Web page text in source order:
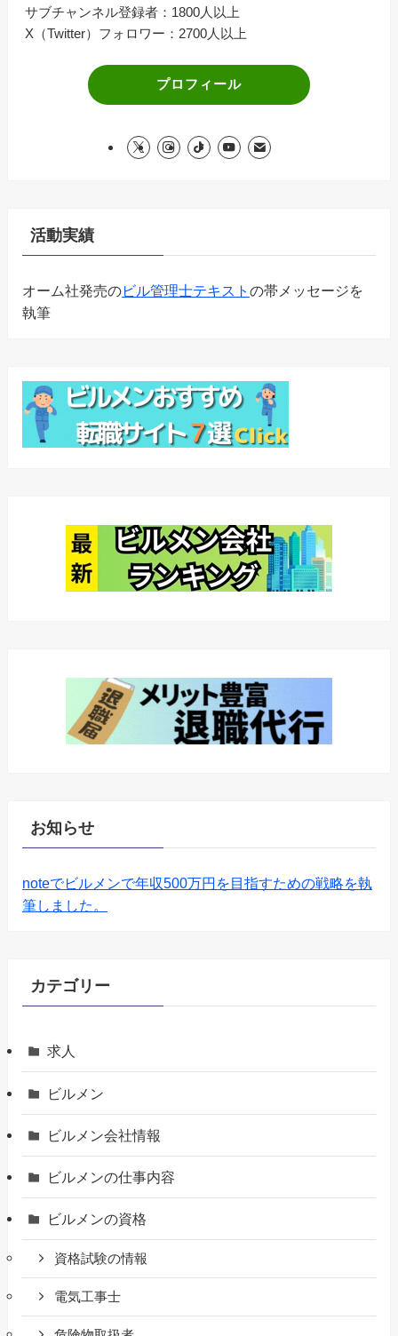
サブチャンネル登録者：1800人以上
X（Twitter）フォロワー：2700人以上
プロフィール
活動実績
オーム社発売のビル管理士テキスト の帯メッセージを
執筆
お知らせ
noteでビルメンで年収500万円を目指すための戦略を執
筆しました。
カテゴリー
求人
ビルメン
ビルメン会社情報
ビルメンの仕事内容
ビルメンの資格
資格試験の情報
電気工事士